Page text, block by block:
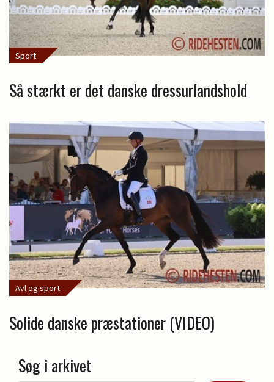
Sport
Så stærkt er det danske dressurlandshold
Avl og sport
Solide danske præstationer (VIDEO)
Søg i arkivet